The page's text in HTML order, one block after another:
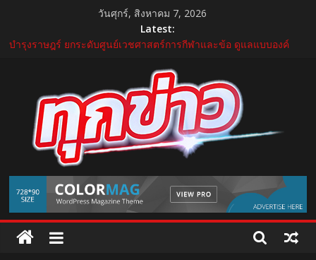
content
วันศุกร์, สิงหาคม 7, 2026
Latest:
บำรุงราษฎร์ ยกระดับศูนย์เวชศาสตร์การกีฬาและข้อ ดูแลแบบองค์
บีโอไอผนึกพันธมิตรจัด THECA 2026 เชื่อมห่วงโซ่อิเล็กทรอนิกส์ หนุน
ไทยสู่ฐานผลิตเทคโนโลยีขั้นสูง
กระทรวงคมนาคม เปิดนิทรรศการ “เกษมสุขทุกค่ำเช้า” เฉลิม
พระชนมพรรษา พระบาทสมเด็จพระเจ้าอยู่หัว 28 กรกฎาคม 2569
“GDH” เปิดโผโปรเจกต์ใหม่ใน “GDH CIRCLES Feel Good โคจร
ความสุข สนุกกว่าที่เคย”
แถลงใหญ่ปีที่ 11! บุรีรัมย์ มาราธอน 2027 เปิดศักราชใหม่ เดินหน้าสู่
Marathon Destination แห่งเอเชีย
TukKhao
AllNews